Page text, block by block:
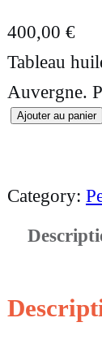
400,00 €
Tableau
Auvergne.
q
t
Ajouter au panier
Category: